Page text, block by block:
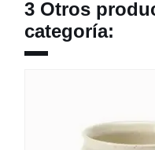
3 Otros
categoría: